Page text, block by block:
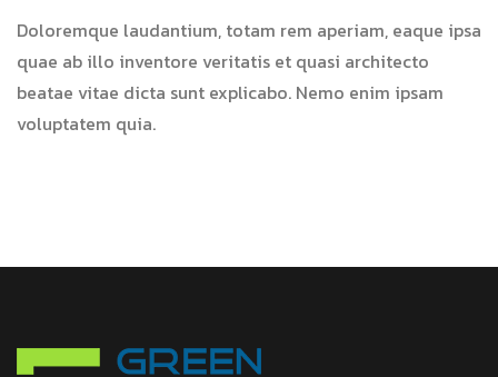
Doloremque laudantium, totam rem aperiam, eaque ipsa
quae ab illo inventore veritatis et quasi architecto
beatae vitae dicta sunt explicabo. Nemo enim ipsam
voluptatem quia.